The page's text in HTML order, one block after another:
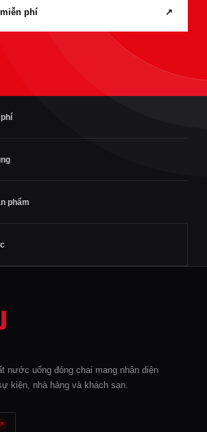
phí ↗
phẩm
nước uống đóng chai mang nhận diện
kiện, nhà hàng và khách sạn.